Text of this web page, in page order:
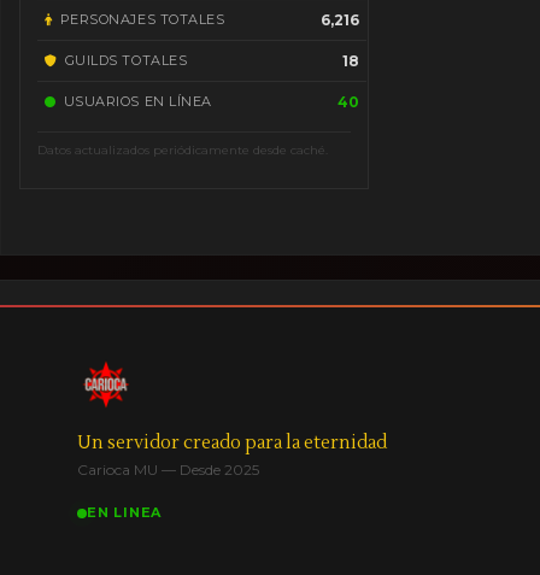
PERSONAJES TOTALES 6,216
GUILDS TOTALES 18
USUARIOS EN LÍNEA 40
Datos actualizados periódicamente desde caché.
Un servidor creado para la eternidad
Carioca MU — Desde 2025
EN LINEA